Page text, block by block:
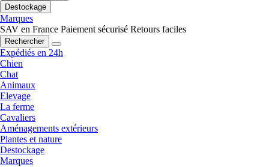
Destockage
Marques
SAV en France Paiement sécurisé Retours faciles
Rechercher
Expédiés en 24h
Chien
Chat
Animaux
Elevage
La ferme
Cavaliers
Aménagements extérieurs
Plantes et nature
Destockage
Marques